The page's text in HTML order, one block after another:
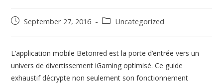
September 27, 2016 Uncategorized
L’application mobile Betonred est la porte d’entrée vers un
univers de divertissement iGaming optimisé. Ce guide
exhaustif décrypte non seulement son fonctionnement